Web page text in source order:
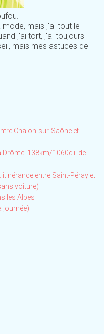
mode, mais j'ai tout le
j'ai tort, j'ai toujours
mais mes astuces de
Chalon-sur-Saône et
Drôme: 138km/1060d+ de
entre Saint-Péray et
voiture)
les Alpes
journée)